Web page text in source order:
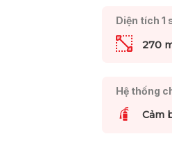
Diện tích 1
270
Hệ thống
Cảm